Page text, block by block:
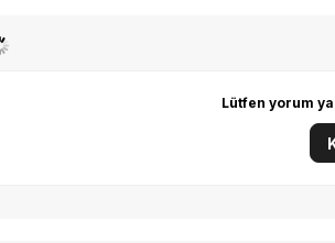
Lütfen yorum